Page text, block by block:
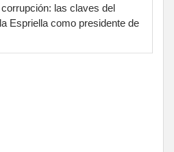
las claves del
Espriella como presidente de